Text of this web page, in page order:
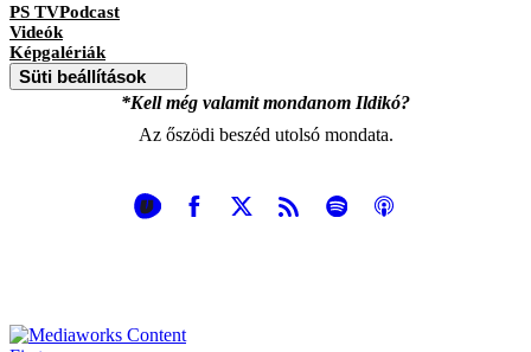
PS TVPodcast
Videók
Képgalériák
Süti beállítások
*Kell még valamit mondanom Ildikó?
Az őszödi beszéd utolsó mondata.